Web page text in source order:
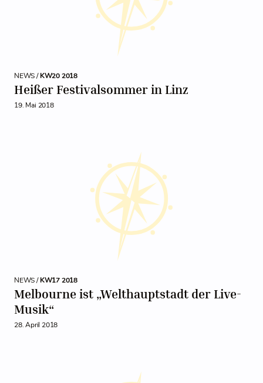
NEWS /KW20 2018
Heißer Festivalsommer in Linz
19. Mai 2018
NEWS /KW17 2018
Melbourne ist „Welthauptstadt der Live-
Musik“
28. April 2018